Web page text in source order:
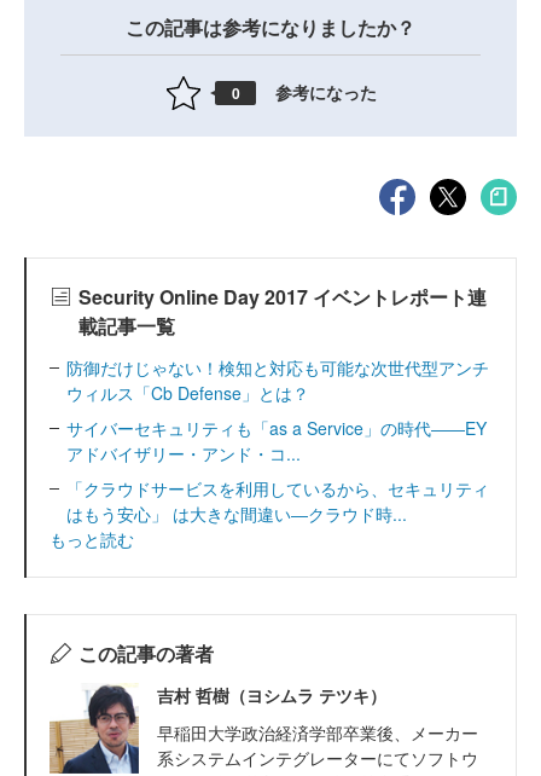
この記事は参考になりましたか？
0 参考になった
Security Online Day 2017 イベントレポート連
載記事一覧
防御だけじゃない！検知と対応も可能な次世代型アンチ
ウィルス「Cb Defense」とは？
サイバーセキュリティも「as a Service」の時代――EY
アドバイザリー・アンド・コ...
「クラウドサービスを利用しているから、セキュリティ
はもう安心」 は大きな間違い―クラウド時...
もっと読む
この記事の著者
吉村 哲樹（ヨシムラ テツキ）
早稲田大学政治経済学部卒業後、メーカー
系システムインテグレーターにてソフトウ